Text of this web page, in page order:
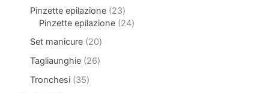
Pinzette epilazione 23
Pinzette epilazione 24
Set manicure 20
Tagliaunghie 26
Tronchesi 35